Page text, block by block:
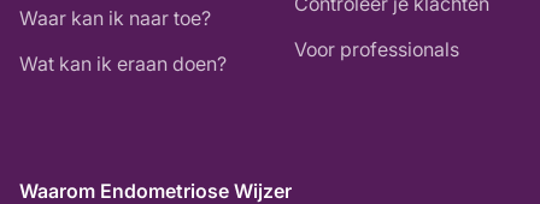
Waar kan ik naar toe?
Wat kan ik eraan doen?
Voor professionals
Waarom Endometriose Wijzer